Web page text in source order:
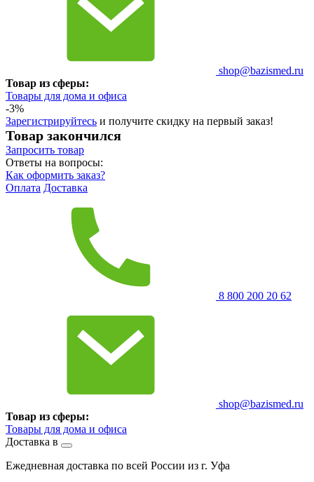
shop@bazismed.ru
Товар из сферы:
Товары для дома и офиса
-3%
Зарегистрируйтесь и получите скидку на первый заказ!
Товар закончился
Запросить товар
Ответы на вопросы:
Как оформить заказ?
Оплата Доставка
8 800 200 20 62
shop@bazismed.ru
Товар из сферы:
Товары для дома и офиса
Доставка в
Ежедневная доставка по всей России из г. Уфа